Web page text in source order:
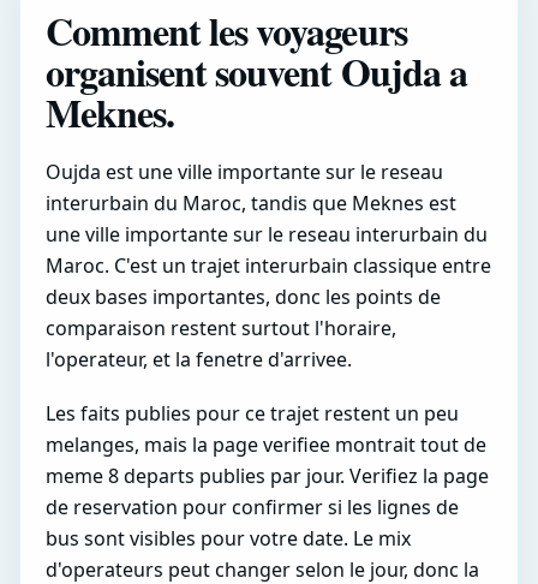
Comment les voyageurs
organisent souvent Oujda a
Meknes.
Oujda est une ville importante sur le reseau
interurbain du Maroc, tandis que Meknes est
une ville importante sur le reseau interurbain du
Maroc. C'est un trajet interurbain classique entre
deux bases importantes, donc les points de
comparaison restent surtout l'horaire,
l'operateur, et la fenetre d'arrivee.
Les faits publies pour ce trajet restent un peu
melanges, mais la page verifiee montrait tout de
meme 8 departs publies par jour. Verifiez la page
de reservation pour confirmer si les lignes de
bus sont visibles pour votre date. Le mix
d'operateurs peut changer selon le jour, donc la